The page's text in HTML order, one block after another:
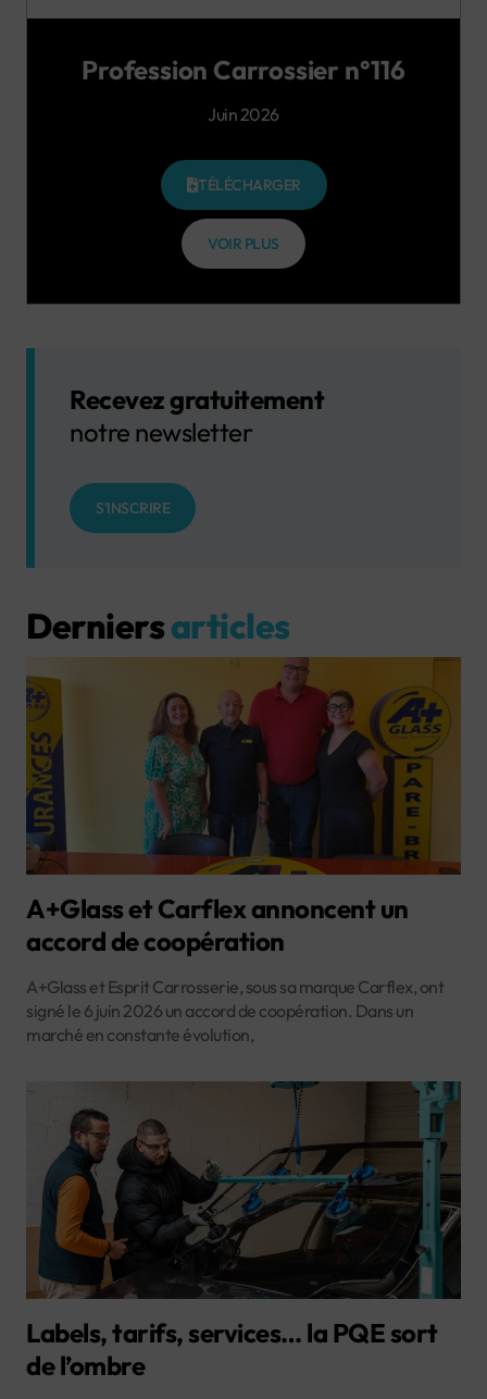
Profession Carrossier n°116
Juin 2026
TÉLÉCHARGER
VOIR PLUS
Recevez gratuitement
notre newsletter
S'INSCRIRE
Derniersarticles
A+Glass et Carflex annoncent un
accord de coopération
A+Glass et Esprit Carrosserie, sous sa marque Carflex, ont
signé le 6 juin 2026 un accord de coopération. Dans un
marché en constante évolution,
Labels, tarifs, services… la PQE sort
de l’ombre